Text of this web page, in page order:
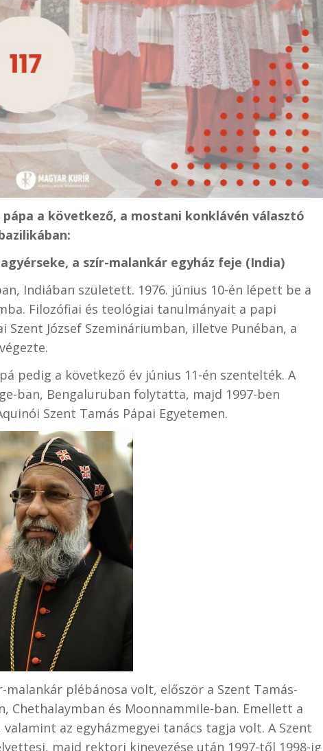
pápa a következő, a mostani konklávén választó
a szír-malankár egyház feje (India)
Indiában született. 1976. június 10-én lépett be a
Filozófiai és teológiai tanulmányait a papi
Szent József Szemináriumban, illetve Punéban, a
pedig a következő év június 11-én szentelték. A
ban, Bengaluruban folytatta, majd 1997-ben
Szent Tamás Pápai Egyetemen.
plébánosa volt, először a Szent Tamás-
Chethalaymban és Moonnammile-ban. Emellett a
az egyházmegyei tanács tagja volt. A Szent
majd rektori kinevezése után 1997-től 1998-ig